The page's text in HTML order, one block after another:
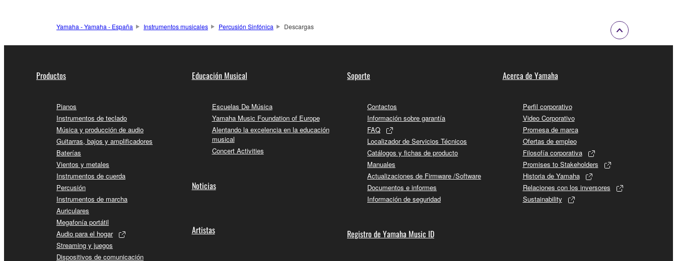
Yamaha - Yamaha - España Instrumentos musicales Percusión Sinfónica Descargas
Productos
Pianos
Instrumentos de teclado
Música y producción de audio
Guitarras, bajos y amplificadores
Baterías
Vientos y metales
Instrumentos de cuerda
Percusión
Instrumentos de marcha
Auriculares
Megafonía portátil
Audio para el hogar
Streaming y juegos
Dispositivos de comunicación
Educación Musical
Escuelas De Música
Yamaha Music Foundation of Europe
Alentando la excelencia en la educación
musical
Concert Activities
Noticias
Artistas
Soporte
Contactos
Información sobre garantía
FAQ
Localizador de Servicios Técnicos
Catálogos y fichas de producto
Manuales
Actualizaciones de Firmware /Software
Documentos e informes
Información de seguridad
Registro de Yamaha Music ID
Acerca de Yamaha
Perfil corporativo
Video Corporativo
Promesa de marca
Ofertas de empleo
Filosofía corporativa
Promises to Stakeholders
Historia de Yamaha
Relaciones con los inversores
Sustainability